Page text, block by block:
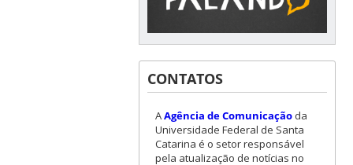
CONTATOS
AAgência de Comunicaçãoda
Universidade Federal de Santa
Catarina é o setor responsável
pela atualização de notícias no